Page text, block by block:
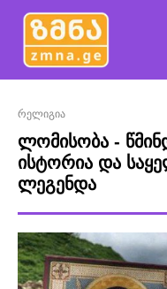
რელიგია
ლომისობა -
ისტორია და
ლეგენდა